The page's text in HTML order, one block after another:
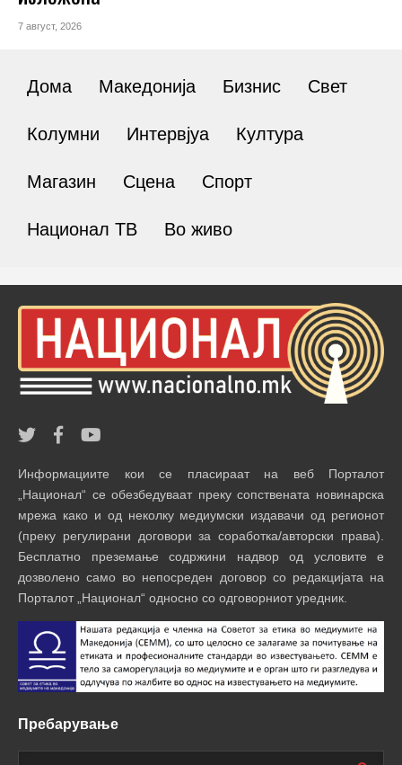
7 август, 2026
Дома Македонија Бизнис Свет
Колумни Интервјуа Култура
Магазин Сцена Спорт
Национал ТВ Во живо
Информациите кои се пласираат на веб Порталот
„Национал“ се обезбедуваат преку сопствената новинарска
мрежа како и од неколку медиумски издавачи од регионот
(преку регулирани договори за соработка/авторски права).
Бесплатно преземање содржини надвор од условите е
дозволено само во непосреден договор со редакцијата на
Порталот „Национал“ односно со одговорниот уредник.
Пребарување